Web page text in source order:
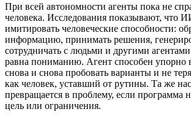
При всей автономности агенты пока не
человека. Исследования показывают, что
имитировать человеческие способности:
информацию, принимать решения,
сотрудничать с людьми и другими
равна пониманию. Агент способен упорно
снова и снова пробовать варианты и не
как человек, уставший от рутины. Та же
превращается в проблему, если программа
цель или ограничения.